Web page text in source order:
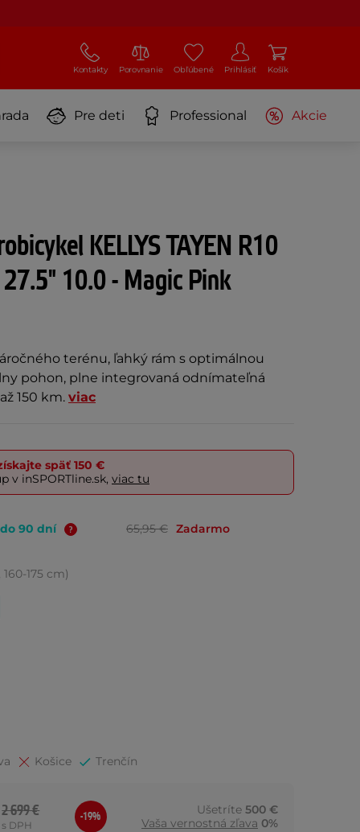
Kontakty Porovnanie Obľúbené Prihlásiť Košík
Pre deti Professional Akcie
KELLYS TAYEN R10
10.0 - Magic Pink
terénu, ľahký rám s optimálnou
pohon, plne integrovaná odnímateľná
150 km. viac
späť 150 €
v inSPORTline.sk, viac tu
90 dní 65,95 € Zadarmo
160-175 cm)
Košice Trenčín
2 699 €
s DPH
-19% Ušetríte 500 €
Vaša vernostná zľava 0%